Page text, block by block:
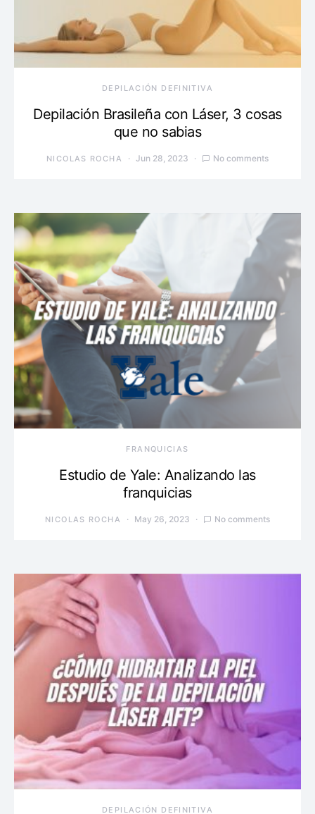
DEPILACIÓN DEFINITIVA
Depilación Brasileña con Láser, 3 cosas
que no sabias
NICOLAS ROCHA Jun 28, 2023 No comments
FRANQUICIAS
Estudio de Yale: Analizando las
franquicias
NICOLAS ROCHA May 26, 2023 No comments
DEPILACIÓN DEFINITIVA